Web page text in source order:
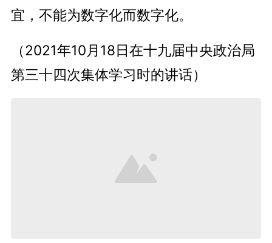
宜，不能为数字化而数字化。
（2021年10月18日在十九届中央政治局
第三十四次集体学习时的讲话）